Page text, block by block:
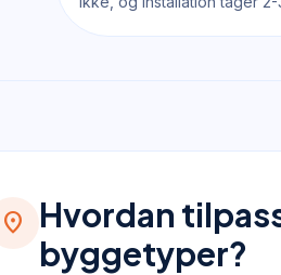
location_on
Hvordan
byggetyper?